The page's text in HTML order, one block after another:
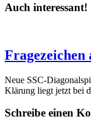
Auch interessant!
Fragezeichen
Neue SSC-
Klärung liegt jetzt bei
Schreibe einen